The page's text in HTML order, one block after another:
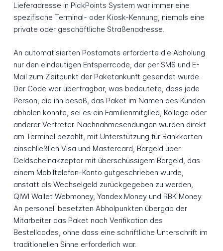
Lieferadresse in PickPoints System war immer eine
spezifische Terminal- oder Kiosk-Kennung, niemals eine
private oder geschäftliche Straßenadresse.
An automatisierten Postamats erforderte die Abholung
nur den eindeutigen Entsperrcode, der per SMS und E-
Mail zum Zeitpunkt der Paketankunft gesendet wurde.
Der Code war übertragbar, was bedeutete, dass jede
Person, die ihn besaß, das Paket im Namen des Kunden
abholen konnte, sei es ein Familienmitglied, Kollege oder
anderer Vertreter. Nachnahmesendungen wurden direkt
am Terminal bezahlt, mit Unterstützung für Bankkarten
einschließlich Visa und Mastercard, Bargeld über
Geldscheinakzeptor mit überschüssigem Bargeld, das
einem Mobiltelefon-Konto gutgeschrieben wurde,
anstatt als Wechselgeld zurückgegeben zu werden,
QIWI Wallet Webmoney, Yandex.Money und RBK Money.
An personell besetzten Abholpunkten übergab der
Mitarbeiter das Paket nach Verifikation des
Bestellcodes, ohne dass eine schriftliche Unterschrift im
traditionellen Sinne erforderlich war.